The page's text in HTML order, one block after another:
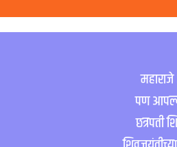
पण
छत्रपती